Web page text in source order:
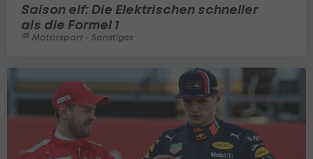
Saison elf: Die Elektrischen schneller
als die Formel 1
Motorsport - Sonstiges